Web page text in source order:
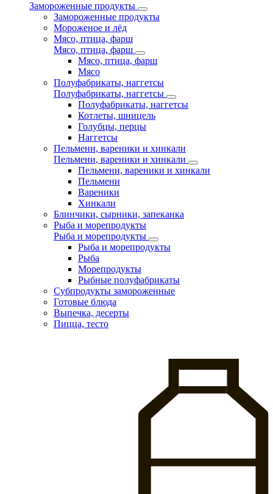
Замороженные продукты
Замороженные продукты
Мороженое и лёд
Мясо, птица, фарш
Мясо, птица, фарш
Мясо, птица, фарш
Мясо
Полуфабрикаты, наггетсы
Полуфабрикаты, наггетсы
Полуфабрикаты, наггетсы
Котлеты, шницель
Голубцы, перцы
Наггетсы
Пельмени, вареники и хинкали
Пельмени, вареники и хинкали
Пельмени, вареники и хинкали
Пельмени
Вареники
Хинкали
Блинчики, сырники, запеканка
Рыба и морепродукты
Рыба и морепродукты
Рыба и морепродукты
Рыба
Морепродукты
Рыбные полуфабрикаты
Субпродукты замороженные
Готовые блюда
Выпечка, десерты
Пицца, тесто